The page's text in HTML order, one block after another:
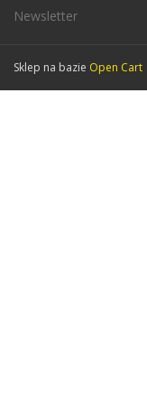
Newsletter
Sklep na bazie Open Cart